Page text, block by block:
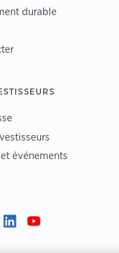
durable
événements